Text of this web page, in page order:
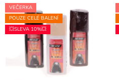
VEČERKA
POUZE CELÉ BALENÍ
💥SLEVA 10%💥